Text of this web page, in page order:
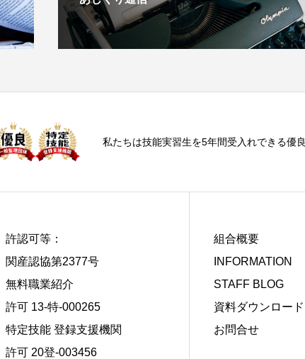
私たちは技能実習生を5年間受入れできる優
許認可等：
関産認協第2377号
無料職業紹介
許可 13-特-000265
特定技能 登録支援機関
許可 20登-003456
組合概要
INFORMATION
STAFF BLOG
資料ダウンロード
お問合せ